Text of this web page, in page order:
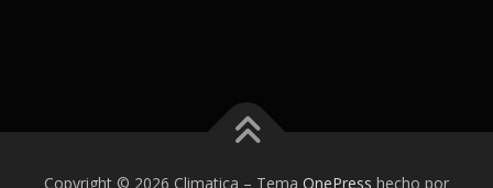
Copyright © 2026 Climatica – Tema OnePress hecho por